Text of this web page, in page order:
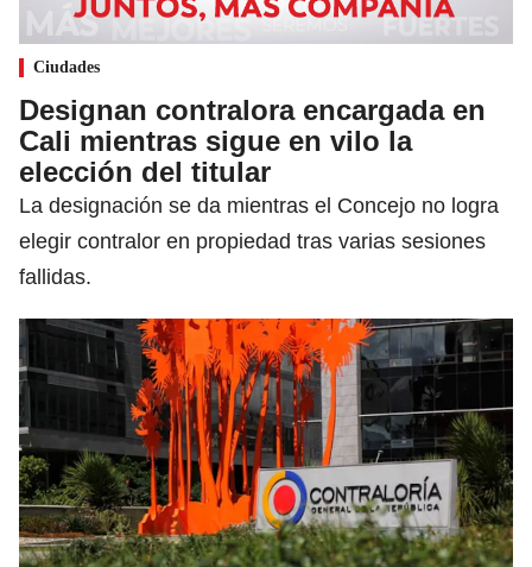
Ciudades
Designan contralora encargada en
Cali mientras sigue en vilo la
elección del titular
La designación se da mientras el Concejo no logra
elegir contralor en propiedad tras varias sesiones
fallidas.